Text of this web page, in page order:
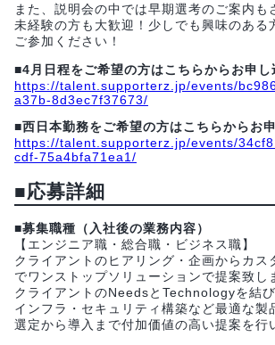
また、説明会の中では早期選考のご案内も
未経験の方も大歓迎！少しでも興味のある
ご参加ください！
■4月日程をご希望の方はこちらからお申し
https://talent.supporterz.jp/events/
a37b-8d3ec7f37673/
■西日本勤務をご希望の方はこちらからお
https://talent.supporterz.jp/events/
cdf-75a4bfa71ea1/
■応募詳細
■募集職種（入社後の業務内容）
【エンジニア職・総合職・ビジネス職】
クライアントのヒアリング・企画からカス
でワンストップソリューションで提案致し
クライアントのNeedsとTechnologyを結
インフラ・セキュリティ構築など最適な製
選定から導入まで付加価値の高い提案を行